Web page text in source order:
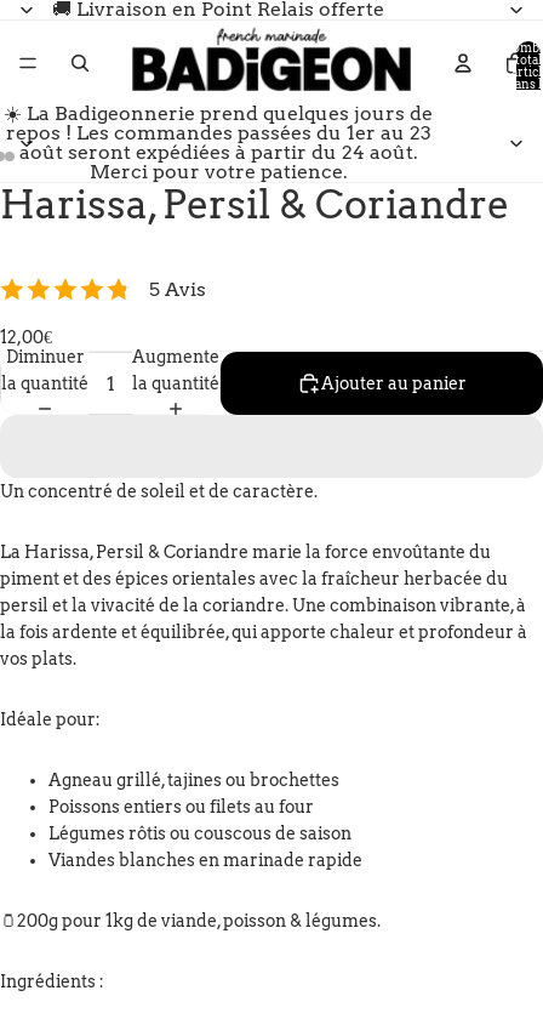
🚚 Livraison en Point Relais offerte
total
dans
☀️ La Badigeonnerie prend quelques jours de
repos ! Les commandes passées du 1er au 23
août seront expédiées à partir du 24 août.
Merci pour votre patience.
Harissa, Persil & Coriandre
5 Avis
12,00€
Diminuer
la quantité
Augmenter
la quantité
Ajouter au panier
Un concentré de soleil et de caractère.
La Harissa, Persil & Coriandre marie la force envoûtante du
piment et des épices orientales avec la fraîcheur herbacée du
persil et la vivacité de la coriandre. Une combinaison vibrante, à
la fois ardente et équilibrée, qui apporte chaleur et profondeur à
vos plats.
Idéale pour:
Agneau grillé, tajines ou brochettes
Poissons entiers ou filets au four
Légumes rôtis ou couscous de saison
Viandes blanches en marinade rapide
🫙200g pour 1kg de viande, poisson & légumes.
Ingrédients :